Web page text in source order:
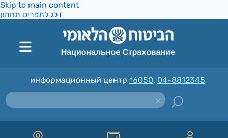
Skip to main content
דלג לתפריט תחתון
информационный центр *6050, 04-8812345